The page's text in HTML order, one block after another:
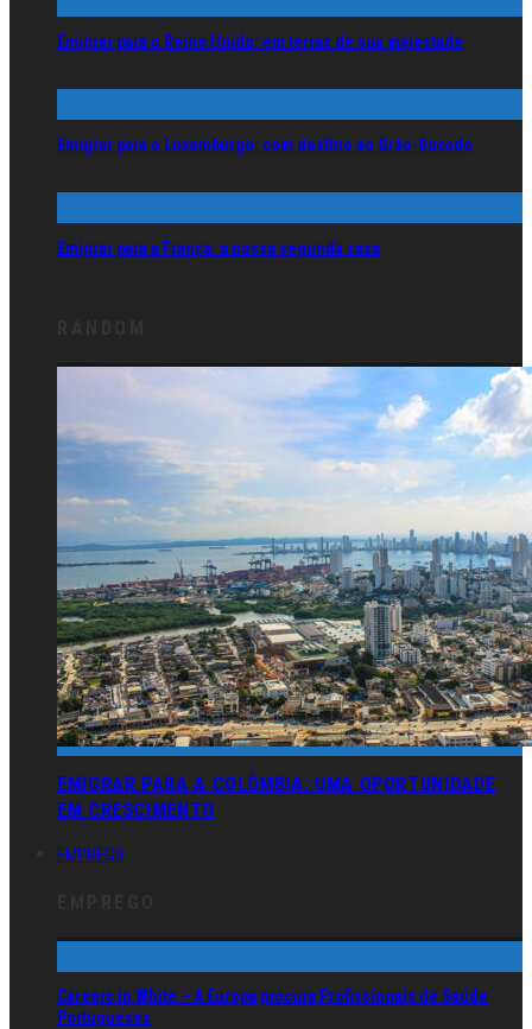
Emigrar para o Reino Unido: em terras de sua majestade
Emigrar para o Luxemburgo: com destino ao Grão-Ducado
Emigrar para a França: a nossa segunda casa
EMIGRAR PARA A COLÔMBIA: UMA OPORTUNIDADE
EM CRESCIMENTO
EMPREGO
Careers in White – A Europa procura Profissionais de Saúde
Portugueses